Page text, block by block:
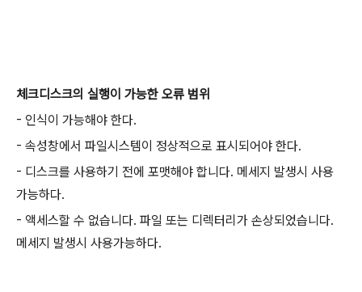
체크디스크의 실행이 가능한 오류 범위
- 인식이 가능해야 한다.
- 속성창에서 파일시스템이 정상적으로 표시되어야 한다.
- 디스크를 사용하기 전에 포맷해야 합니다. 메세지 발생시 사용
가능하다.
- 액세스할 수 없습니다. 파일 또는 디렉터리가 손상되었습니다.
메세지 발생시 사용가능하다.